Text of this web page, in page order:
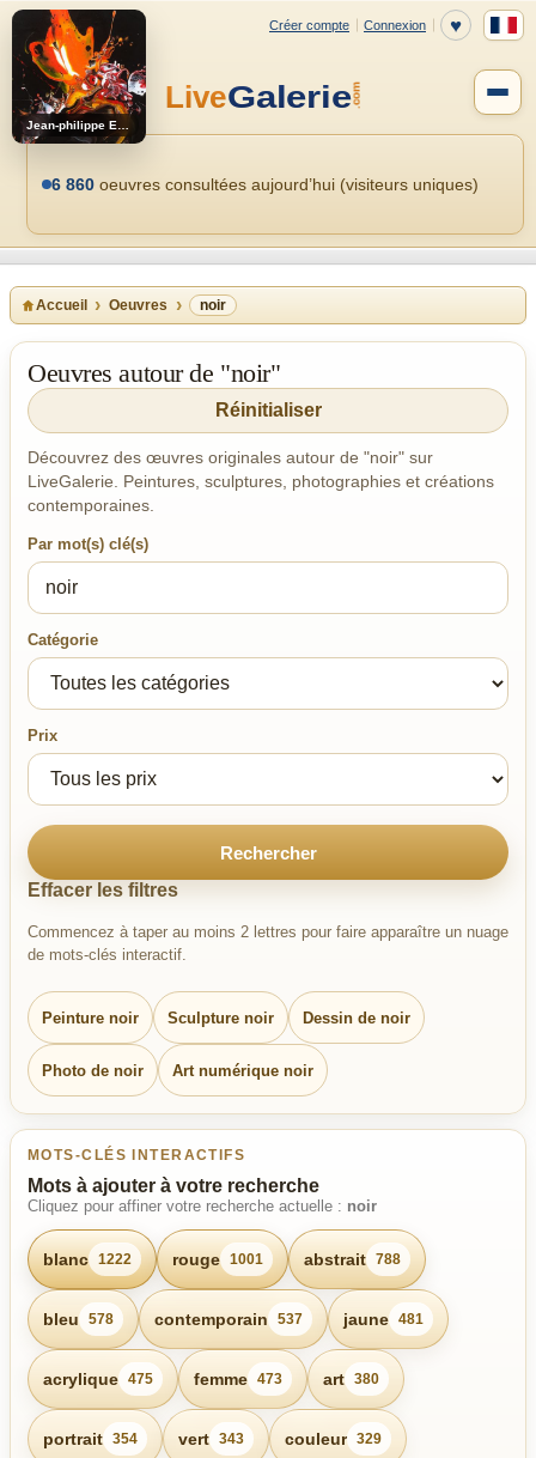
6 860 oeuvres consultées aujourd’hui (visiteurs uniques)
Accueil Oeuvres noir
Oeuvres autour de "noir"
Réinitialiser
Découvrez des œuvres originales autour de "noir" sur
LiveGalerie. Peintures, sculptures, photographies et créations
contemporaines.
Par mot(s) clé(s)
Catégorie
Prix
Rechercher
Effacer les filtres
Commencez à taper au moins 2 lettres pour faire apparaître un nuage
de mots-clés interactif.
Peinture noir Sculpture noir Dessin de noir
Photo de noir Art numérique noir
MOTS-CLÉS INTERACTIFS
Mots à ajouter à votre recherche
Cliquez pour affiner votre recherche actuelle : noir
blanc 1222 rouge 1001 abstrait 788
bleu 578 contemporain 537 jaune 481
acrylique 475 femme 473 art 380
portrait 354 vert 343 couleur 329